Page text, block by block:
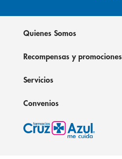
Quienes Somos
Recompensas y promociones
Servicios
Convenios